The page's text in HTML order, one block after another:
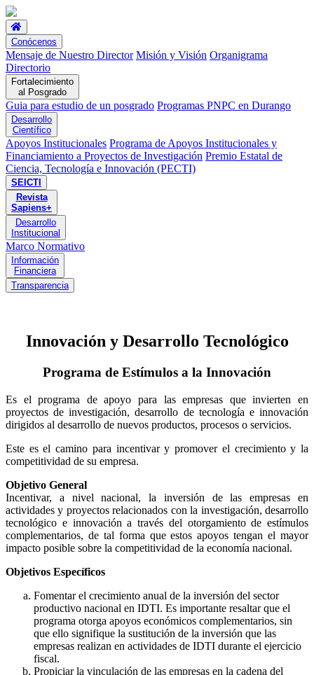
Conócenos
Mensaje de Nuestro Director Misión y Visión Organigrama
Directorio
Fortalecimiento
al Posgrado
Guia para estudio de un posgrado Programas PNPC en Durango
Desarrollo
Científico
Apoyos Institucionales Programa de Apoyos Institucionales y
Financiamiento a Proyectos de Investigación Premio Estatal de
Ciencia, Tecnología e Innovación (PECTI)
SEICTI
Revista
Sapiens+
Desarrollo
Institucional
Marco Normativo
Información
Financiera
Transparencia
Innovación y Desarrollo Tecnológico
Programa de Estímulos a la Innovación
Es el programa de apoyo para las empresas que invierten en
proyectos de investigación, desarrollo de tecnología e innovación
dirigidos al desarrollo de nuevos productos, procesos o servicios.
Este es el camino para incentivar y promover el crecimiento y la
competitividad de su empresa.
Objetivo General
Incentivar, a nivel nacional, la inversión de las empresas en
actividades y proyectos relacionados con la investigación, desarrollo
tecnológico e innovación a través del otorgamiento de estímulos
complementarios, de tal forma que estos apoyos tengan el mayor
impacto posible sobre la competitividad de la economía nacional.
Objetivos Específicos
Fomentar el crecimiento anual de la inversión del sector
productivo nacional en IDTI. Es importante resaltar que el
programa otorga apoyos económicos complementarios, sin
que ello signifique la sustitución de la inversión que las
empresas realizan en actividades de IDTI durante el ejercicio
fiscal.
Propiciar la vinculación de las empresas en la cadena del